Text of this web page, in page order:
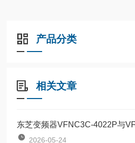
产品分类
相关文章
2026-05-24